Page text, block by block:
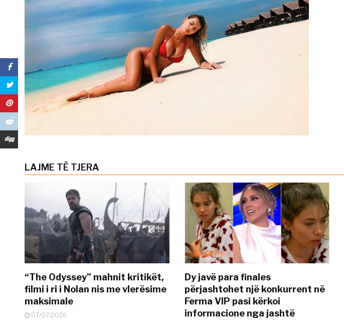
LAJME TË TJERA
“The Odyssey” mahnit kritikët,
filmi i ri i Nolan nis me vlerësime
maksimale
07/07/2026
Dy javë para finales
përjashtohet një konkurrent në
Ferma VIP pasi kërkoi
informacione nga jashtë